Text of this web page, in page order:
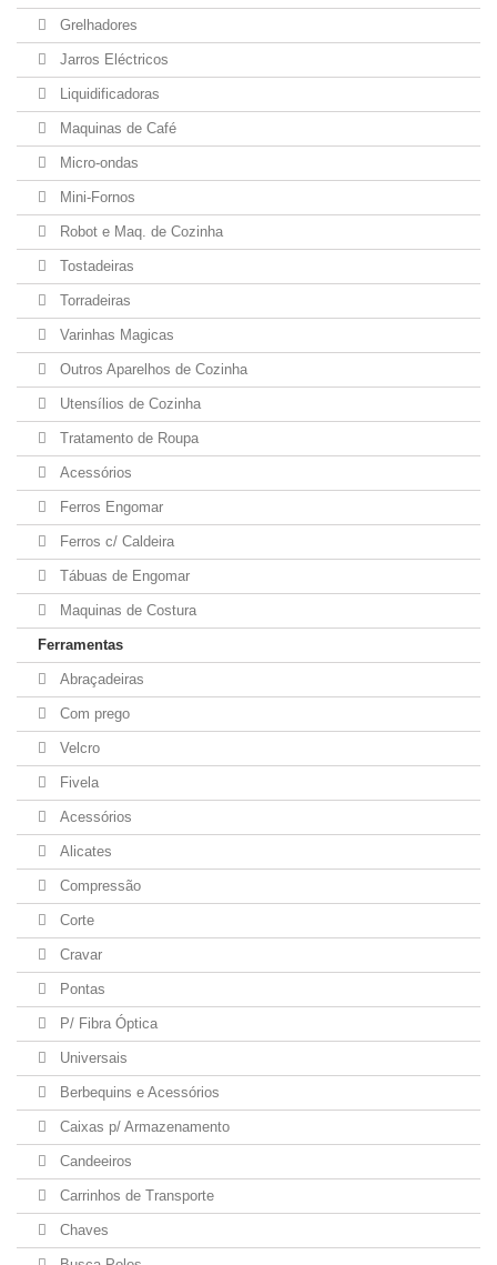
Grelhadores
Jarros Eléctricos
Liquidificadoras
Maquinas de Café
Micro-ondas
Mini-Fornos
Robot e Maq. de Cozinha
Tostadeiras
Torradeiras
Varinhas Magicas
Outros Aparelhos de Cozinha
Utensílios de Cozinha
Tratamento de Roupa
Acessórios
Ferros Engomar
Ferros c/ Caldeira
Tábuas de Engomar
Maquinas de Costura
Ferramentas
Abraçadeiras
Com prego
Velcro
Fivela
Acessórios
Alicates
Compressão
Corte
Cravar
Pontas
P/ Fibra Óptica
Universais
Berbequins e Acessórios
Caixas p/ Armazenamento
Candeeiros
Carrinhos de Transporte
Chaves